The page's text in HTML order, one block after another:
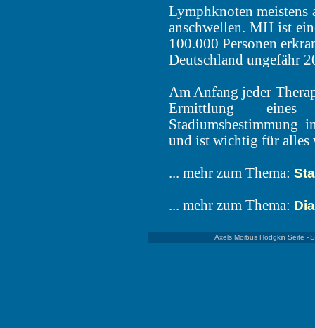
Lymphknoten meistens
anschwellen. MH ist
100.000 Personen
Deutschland ungefähr
Am Anfang jeder
Ermittlung
Stadiumsbestimmung
und ist wichtig für alles
... mehr zum Thema:
... mehr zum Thema:
Axels Morbus Hodgkin Seite -